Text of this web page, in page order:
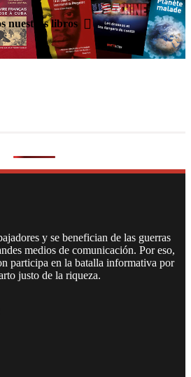
nuestros libros
y se benefician de las guerras
medios de comunicación. Por eso,
participa en la batalla informativa por
justo de la riqueza.